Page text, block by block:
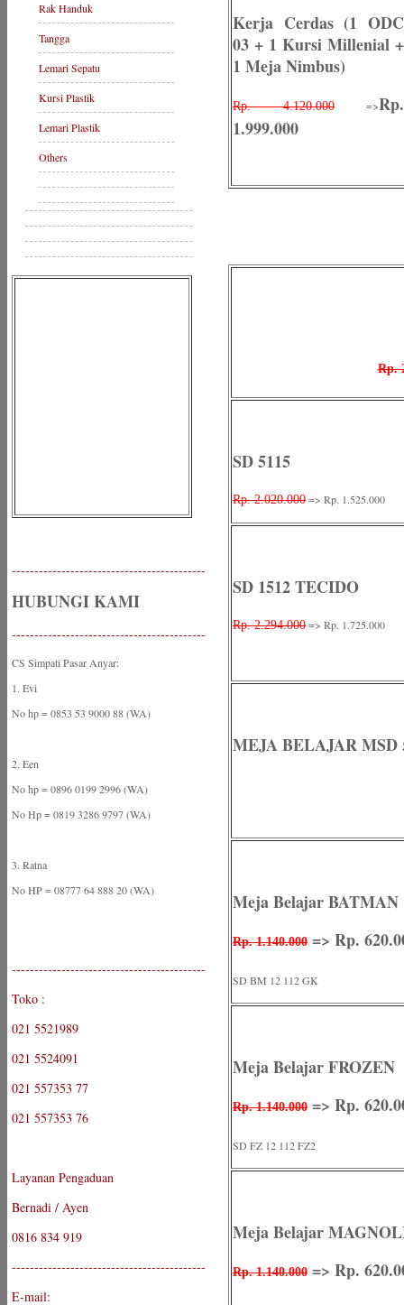
Rak Handuk
Tangga
Lemari Sepatu
Kursi Plastik
Lemari Plastik
Others
-------------------------------------------
HUBUNGI KAMI
-------------------------------------------
CS Simpati Pasar Anyar:
1. Evi
No hp = 0853 53 9000 88 (WA)
2. Een
No hp = 0896 0199 2996 (WA)
No Hp = 0819 3286 9797 (WA)
3. Ratna
No HP = 08777 64 888 20 (WA)
-------------------------------------------
Toko :
021 5521989
021 5524091
021 557353 77
021 557353 76
Layanan Pengaduan
Bernadi / Ayen
0816 834 919
-------------------------------------------
E-mail:
Kerja Cerdas (1 ODC
03 + 1 Kursi Millenial +
1 Meja Nimbus)
Rp. 4.120.000 =>Rp.
1.999.000
Rp.
SD 5115
Rp. 2.020.000 => Rp. 1.525.000
SD 1512 TECIDO
Rp. 2.294.000 => Rp. 1.725.000
MEJA BELAJAR MSD
Meja Belajar BATMAN
Rp. 1.140.000 => Rp.
SD BM 12 112 GK
Meja Belajar FROZEN
Rp. 1.140.000 => Rp.
SD FZ 12 112 FZ2
Meja Belajar
Rp. 1.140.000 => Rp.